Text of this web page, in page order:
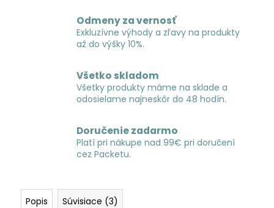
Odmeny za vernosť
Exkluzívne výhody a zľavy na produkty
až do výšky 10%.
Všetko skladom
Všetky produkty máme na sklade a
odosielame najneskôr do 48 hodín.
Doručenie zadarmo
Platí pri nákupe nad 99€ pri doručení
cez Packetu.
Popis Súvisiace (3)